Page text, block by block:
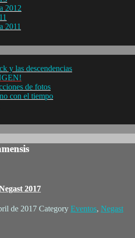
2012
2011
y las descendencias
de fotos
con el tiempo
2017
de 2017 Category Eventos, Negast